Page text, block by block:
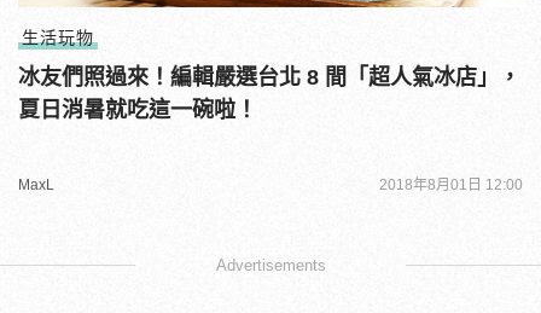
生活玩物
冰友們照過來！編輯嚴選台北 8 間「超人氣冰店」，
夏日消暑就吃這一碗啦！
MaxL 2018年8月01日 12:00
Advertisements